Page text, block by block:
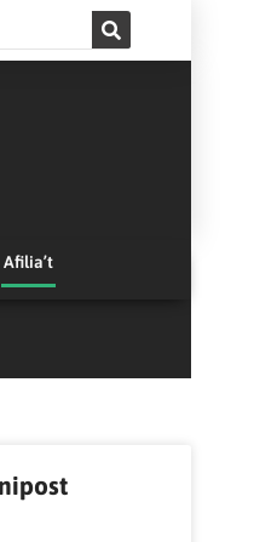
Afilia’t